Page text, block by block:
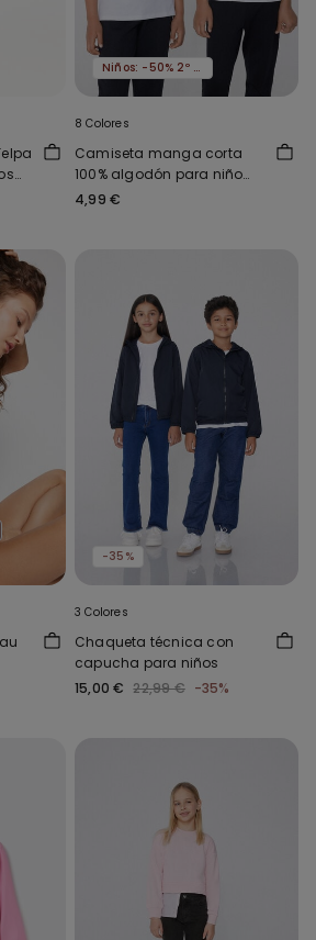
Niños: -50% 2º artículo
8 Colores
Camiseta manga corta
100% algodón para niño
unisex
4,99 €
-35%
3 Colores
Chaqueta técnica con
capucha para niños
15,00 € 22,99 € -35%